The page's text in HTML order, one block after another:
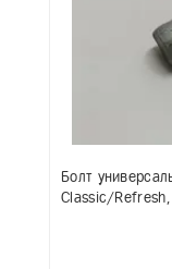
Болт
Classic/